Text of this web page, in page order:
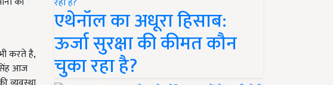
करते है,
आज
एथेनॉल का अधूरा हिसाब:
ऊर्जा सुरक्षा की कीमत कौन
चुका रहा है?